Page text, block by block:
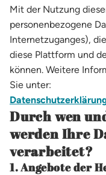
Mit der Nutzung
personenbezogene
Internetzuganges),
diese Plattform und
können. Weitere
Sie unter:
Durch wen
werden Ihre
verarbeitet?
1. Angebote der